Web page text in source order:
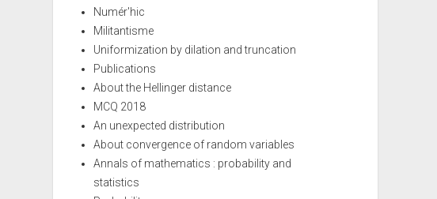
Numér'hic
Militantisme
Uniformization by dilation and truncation
Publications
About the Hellinger distance
MCQ 2018
An unexpected distribution
About convergence of random variables
Annals of mathematics : probability and
statistics